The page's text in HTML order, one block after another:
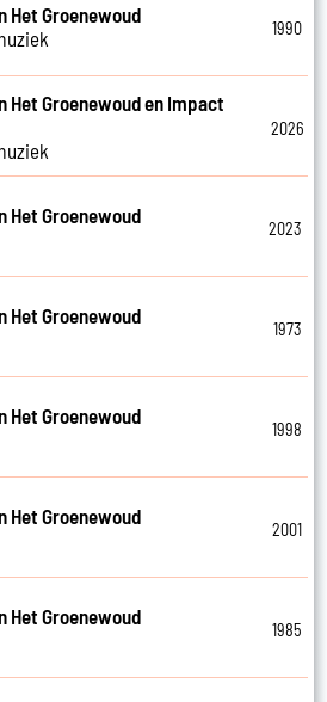
Het Groenewoud
1990
Het Groenewoud en Impact
2026
Het Groenewoud
2023
Het Groenewoud
1973
Het Groenewoud
1998
Het Groenewoud
2001
Het Groenewoud
1985